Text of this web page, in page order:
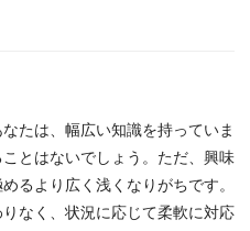
たは、幅広い知識を持っていま
とはないでしょう。ただ、興味
るより広く浅くなりがちです。
なく、状況に応じて柔軟に対応